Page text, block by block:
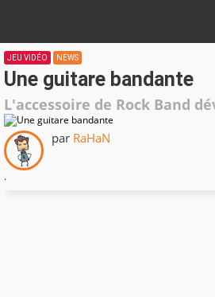
JEU VIDÉO NEWS
Une guitare bandante
L'accessoire de Rock Band
par RaHaN
.